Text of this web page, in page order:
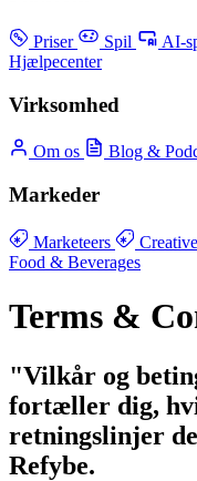
Priser Spil AI-
Hjælpecenter
Virksomhed
Om os Blog &
Markeder
Marketeers
Food & Beverages
Terms &
"Vilkår og
fortæller dig,
retningslinjer
Refybe.